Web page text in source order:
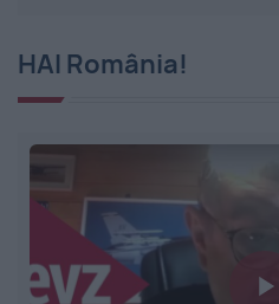
HAI România!